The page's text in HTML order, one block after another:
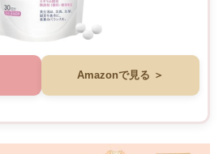
Amazonで見る